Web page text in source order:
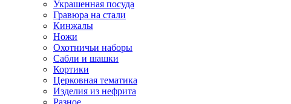
Украшенная посуда
Гравюра на стали
Кинжалы
Ножи
Охотничьи наборы
Сабли и шашки
Кортики
Церковная тематика
Изделия из нефрита
Разное